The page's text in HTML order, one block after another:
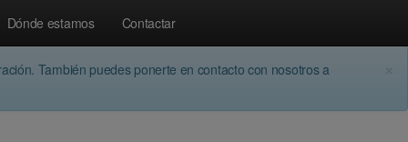
Dónde estamos Contactar
También puedes ponerte en contacto con nosotros a